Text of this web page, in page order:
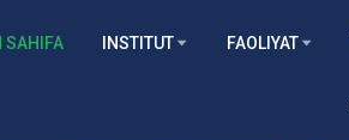
SAHIFA INSTITUT FAOLIYAT